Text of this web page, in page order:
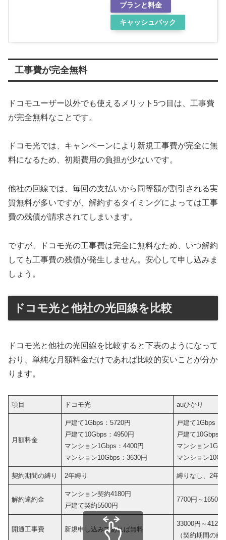
プランと料金
キャッシュバック
工事費が完全無料
ドコモユーザー以外でも使えるメリット5つ目は、工事費
が完全無料なことです。
ドコモ光では、キャンペーンにより新規工事費が完全に無
料になるため、初期費用の負担が少ないです。
他社の回線では、毎回の支払いから同等額が割引される実
質無料が多いですが、解約するタイミングによっては工事
費の残債が請求されてしまいます。
ですが、ドコモ光の工事費は完全に無料なため、いつ解約
しても工事費の残債が発生しません。安心して申し込みま
しょう。
ドコモ光と他社の光回線を比較
ドコモ光と他社の光回線を比較すると下表のようになって
おり、単純な月額料金だけであれば比較的安いことが分か
ります。
項目 ドコモ光 auひかり
月額料金
戸建て1Gbps：5720円
戸建て10Gbps：4950円
マンション1Gbps：4400円
マンション10Gbps：3630円
戸建て1Gbps：
戸建て10Gbps
マンション
マンション
契約期間の縛り 2年縛り 縛りなし、2年
解約違約金
マンション契約4180円
戸建て契約5500円
7700円～16500
開通工事費 新規申し込みであれば無料
33000円～
（契約期間の